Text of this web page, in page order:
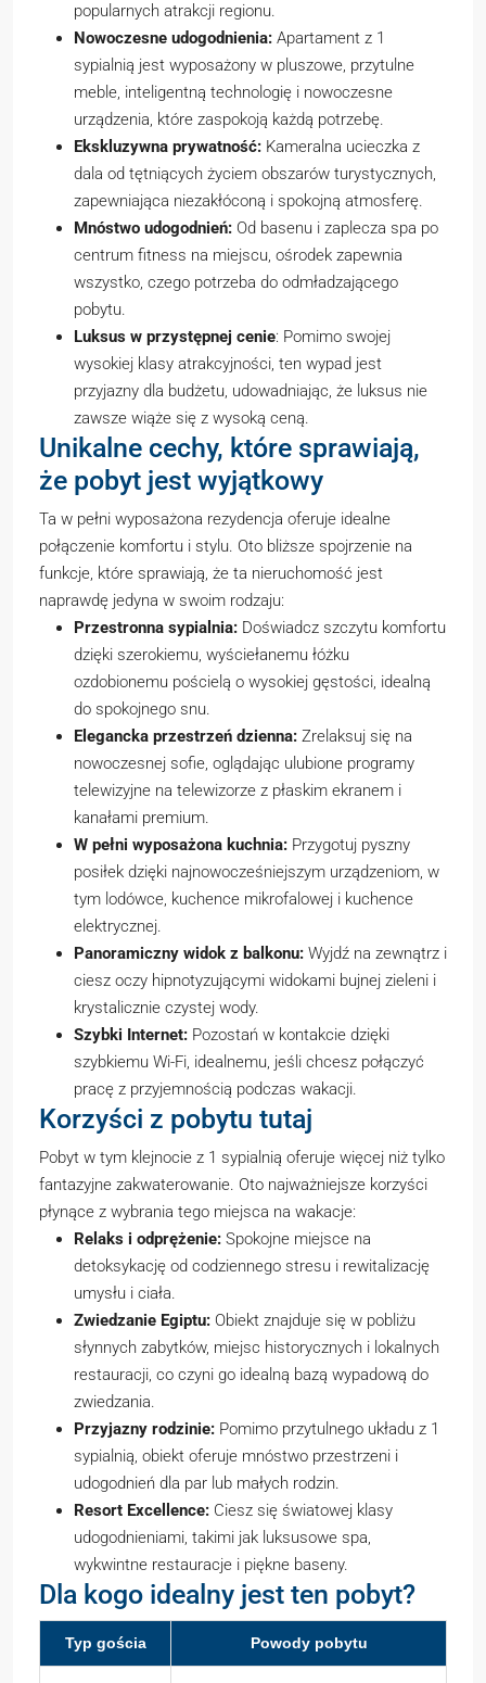
popularnych atrakcji regionu.
Nowoczesne udogodnienia: Apartament z 1
sypialnią jest wyposażony w pluszowe, przytulne
meble, inteligentną technologię i nowoczesne
urządzenia, które zaspokoją każdą potrzebę.
Ekskluzywna prywatność: Kameralna ucieczka z
dala od tętniących życiem obszarów turystycznych,
zapewniająca niezakłóconą i spokojną atmosferę.
Mnóstwo udogodnień: Od basenu i zaplecza spa po
centrum fitness na miejscu, ośrodek zapewnia
wszystko, czego potrzeba do odmładzającego
pobytu.
Luksus w przystępnej cenie: Pomimo swojej
wysokiej klasy atrakcyjności, ten wypad jest
przyjazny dla budżetu, udowadniając, że luksus nie
zawsze wiąże się z wysoką ceną.
Unikalne cechy, które sprawiają,
że pobyt jest wyjątkowy
Ta w pełni wyposażona rezydencja oferuje idealne
połączenie komfortu i stylu. Oto bliższe spojrzenie na
funkcje, które sprawiają, że ta nieruchomość jest
naprawdę jedyna w swoim rodzaju:
Przestronna sypialnia: Doświadcz szczytu komfortu
dzięki szerokiemu, wyściełanemu łóżku
ozdobionemu pościelą o wysokiej gęstości, idealną
do spokojnego snu.
Elegancka przestrzeń dzienna: Zrelaksuj się na
nowoczesnej sofie, oglądając ulubione programy
telewizyjne na telewizorze z płaskim ekranem i
kanałami premium.
W pełni wyposażona kuchnia: Przygotuj pyszny
posiłek dzięki najnowocześniejszym urządzeniom, w
tym lodówce, kuchence mikrofalowej i kuchence
elektrycznej.
Panoramiczny widok z balkonu: Wyjdź na zewnątrz i
ciesz oczy hipnotyzującymi widokami bujnej zieleni i
krystalicznie czystej wody.
Szybki Internet: Pozostań w kontakcie dzięki
szybkiemu Wi-Fi, idealnemu, jeśli chcesz połączyć
pracę z przyjemnością podczas wakacji.
Korzyści z pobytu tutaj
Pobyt w tym klejnocie z 1 sypialnią oferuje więcej niż tylko
fantazyjne zakwaterowanie. Oto najważniejsze korzyści
płynące z wybrania tego miejsca na wakacje:
Relaks i odprężenie: Spokojne miejsce na
detoksykację od codziennego stresu i rewitalizację
umysłu i ciała.
Zwiedzanie Egiptu: Obiekt znajduje się w pobliżu
słynnych zabytków, miejsc historycznych i lokalnych
restauracji, co czyni go idealną bazą wypadową do
zwiedzania.
Przyjazny rodzinie: Pomimo przytulnego układu z 1
sypialnią, obiekt oferuje mnóstwo przestrzeni i
udogodnień dla par lub małych rodzin.
Resort Excellence: Ciesz się światowej klasy
udogodnieniami, takimi jak luksusowe spa,
wykwintne restauracje i piękne baseny.
Dla kogo idealny jest ten pobyt?
Typ gościa Powody pobytu